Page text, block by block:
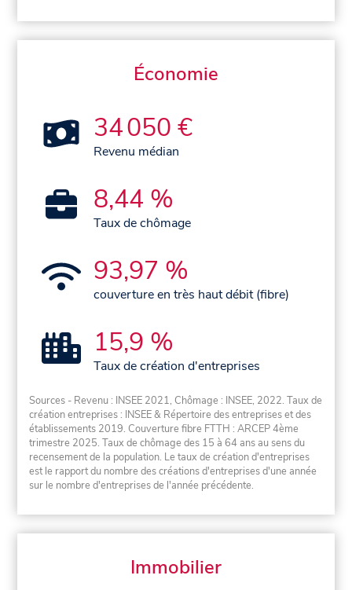
Économie
34 050 €
Revenu médian
8,44 %
Taux de chômage
93,97 %
couverture en très haut débit (fibre)
15,9 %
Taux de création d'entreprises
Sources - Revenu : INSEE 2021, Chômage : INSEE, 2022. Taux de
création entreprises : INSEE & Répertoire des entreprises et des
établissements 2019. Couverture fibre FTTH : ARCEP 4ème
trimestre 2025. Taux de chômage des 15 à 64 ans au sens du
recensement de la population. Le taux de création d'entreprises
est le rapport du nombre des créations d'entreprises d'une année
sur le nombre d'entreprises de l'année précédente.
Immobilier